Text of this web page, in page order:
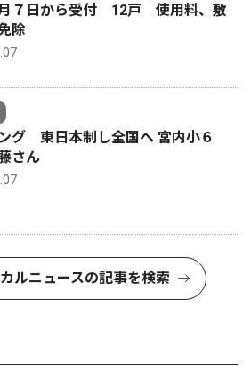
７日から受付 12戸 使用料、敷
除
グ 東日本制し全国へ 宮内小６
さん
ルニュースの記事を検索